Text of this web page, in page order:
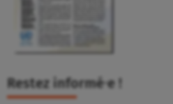
Restez informé⸱e !